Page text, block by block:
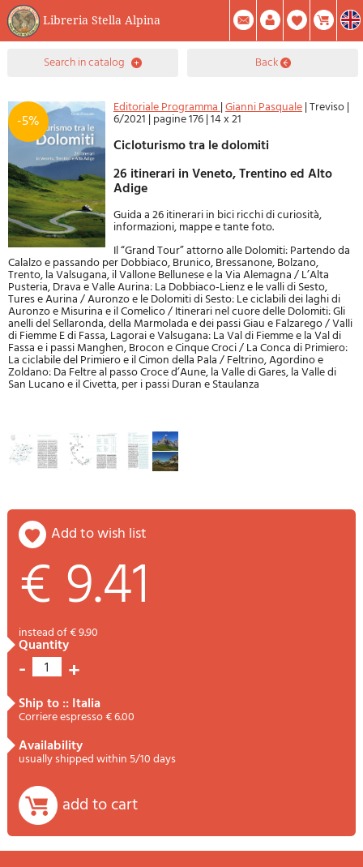
Libreria Stella Alpina
0Item(s) In Your Cart
Summary
Facebook
Create Account Mod. Password
search in catalog back
-5%
Editoriale Programma|Gianni Pasquale|Treviso|
6/2021 | pagine 176|14 x 21
Cicloturismo tra le dolomiti
26 itinerari in Veneto, Trentino ed Alto
Adige
Guida a 26 itinerari in bici ricchi di curiosità,
informazioni, mappe e tante foto.
Il “Grand Tour” attorno alle Dolomiti: Partendo da
Calalzo e passando per Dobbiaco, Brunico, Bressanone, Bolzano,
Trento, la Valsugana, il Vallone Bellunese e la Via Alemagna / L’Alta
Pusteria, Drava e Valle Aurina: La Dobbiaco-Lienz e le valli di Sesto,
Tures e Aurina / Auronzo e le Dolomiti di Sesto: Le ciclabili dei laghi di
Auronzo e Misurina e il Comelico / Itinerari nel cuore delle Dolomiti: Gli
anelli del Sellaronda, della Marmolada e dei passi Giau e Falzarego / Valli
di Fiemme E di Fassa, Lagorai e Valsugana: La Val di Fiemme e la Val di
Fassa e i passi Manghen, Brocon e Cinque Croci / La Conca di Primiero:
La ciclabile del Primiero e il Cimon della Pala / Feltrino, Agordino e
Zoldano: Da Feltre al passo Croce d’Aune, la Valle di Gares, la Valle di
San Lucano e il Civetta, per i passi Duran e Staulanza
add to wish list
€ 9.41
instead of € 9.90
quantity
- 1 +
ship to :: Italia
Corriere espresso € 6.00
availability
usually shipped within 5/10 days
add to cart